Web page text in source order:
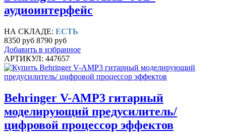
аудиоинтерфейс
НА СКЛАДЕ: ЕСТЬ
8350 руб 8790 руб
Добавить в избранное
АРТИКУЛ: 447657
Behringer V-AMP3 гитарный
моделирующий предусилитель/
цифровой процессор эффектов